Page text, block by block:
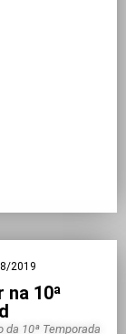
2019
10ª
da 10ª Temporada